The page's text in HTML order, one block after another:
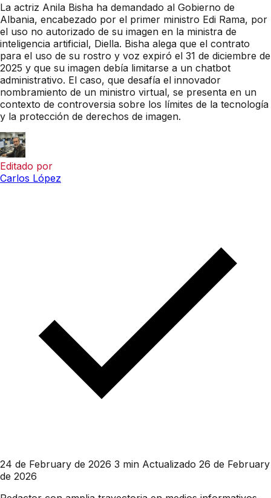
La actriz Anila Bisha ha demandado al Gobierno de
Albania, encabezado por el primer ministro Edi Rama, por
el uso no autorizado de su imagen en la ministra de
inteligencia artificial, Diella. Bisha alega que el contrato
para el uso de su rostro y voz expiró el 31 de diciembre de
2025 y que su imagen debía limitarse a un chatbot
administrativo. El caso, que desafía el innovador
nombramiento de un ministro virtual, se presenta en un
contexto de controversia sobre los límites de la tecnología
y la protección de derechos de imagen.
Editado por
Carlos López
24 de February de 2026 3 min Actualizado 26 de February
de 2026